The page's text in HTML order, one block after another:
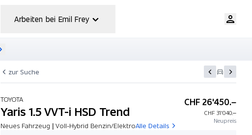
Arbeiten bei Emil Frey
zur Suche
TOYOTA
Yaris 1.5 VVT-i HSD Trend
Neues Fahrzeug | Voll-Hybrid Benzin/ElektroAlle Details
CHF 26'450.–
CHF 31'040.–
Neupreis